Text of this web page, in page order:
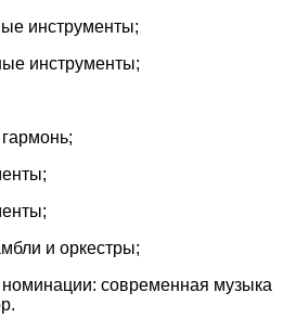
инструменты;
инструменты;
и оркестры;
современная музыка